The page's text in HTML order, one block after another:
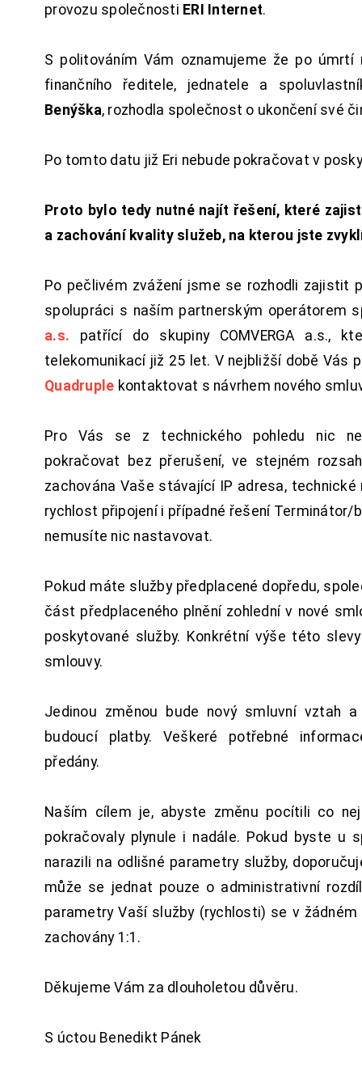
provozu společnosti ERI Internet.
S politováním Vám oznamujeme že po úmrtí
finančního ředitele, jednatele a
Benýška, rozhodla společnost o ukončení své
Po tomto datu již Eri nebude pokračovat v
Proto bylo tedy nutné najít řešení, které
a zachování kvality služeb, na kterou jste
Po pečlivém zvážení jsme se rozhodli zajistit
spolupráci s naším partnerským operátorem
a.s. patřící do skupiny COMVERGA a.s.,
telekomunikací již 25 let. V nejbližší době Vás
Quadruple kontaktovat s návrhem nového
Pro Vás se z technického pohledu nic
pokračovat bez přerušení, ve stejném
zachována Vaše stávající IP adresa, technické
rychlost připojení i případné řešení Terminátor/
nemusíte nic nastavovat.
Pokud máte služby předplacené dopředu,
část předplaceného plnění zohlední v nové
poskytované služby. Konkrétní výše této
smlouvy.
Jedinou změnou bude nový smluvní vztah
budoucí platby. Veškeré potřebné
předány.
Naším cílem je, abyste změnu pocítili co
pokračovaly plynule i nadále. Pokud byste u
narazili na odlišné parametry služby,
může se jednat pouze o administrativní
parametry Vaší služby (rychlosti) se v
zachovány 1:1.
Děkujeme Vám za dlouholetou důvěru.
S úctou Benedikt Pánek